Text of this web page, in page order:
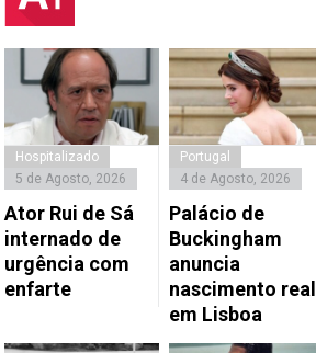
Hospitalizado
5 de Agosto, 2026
Ator Rui de Sá
internado de
urgência com
enfarte
Portugal
4 de Agosto, 2026
Palácio de
Buckingham
anuncia
nascimento real
em Lisboa